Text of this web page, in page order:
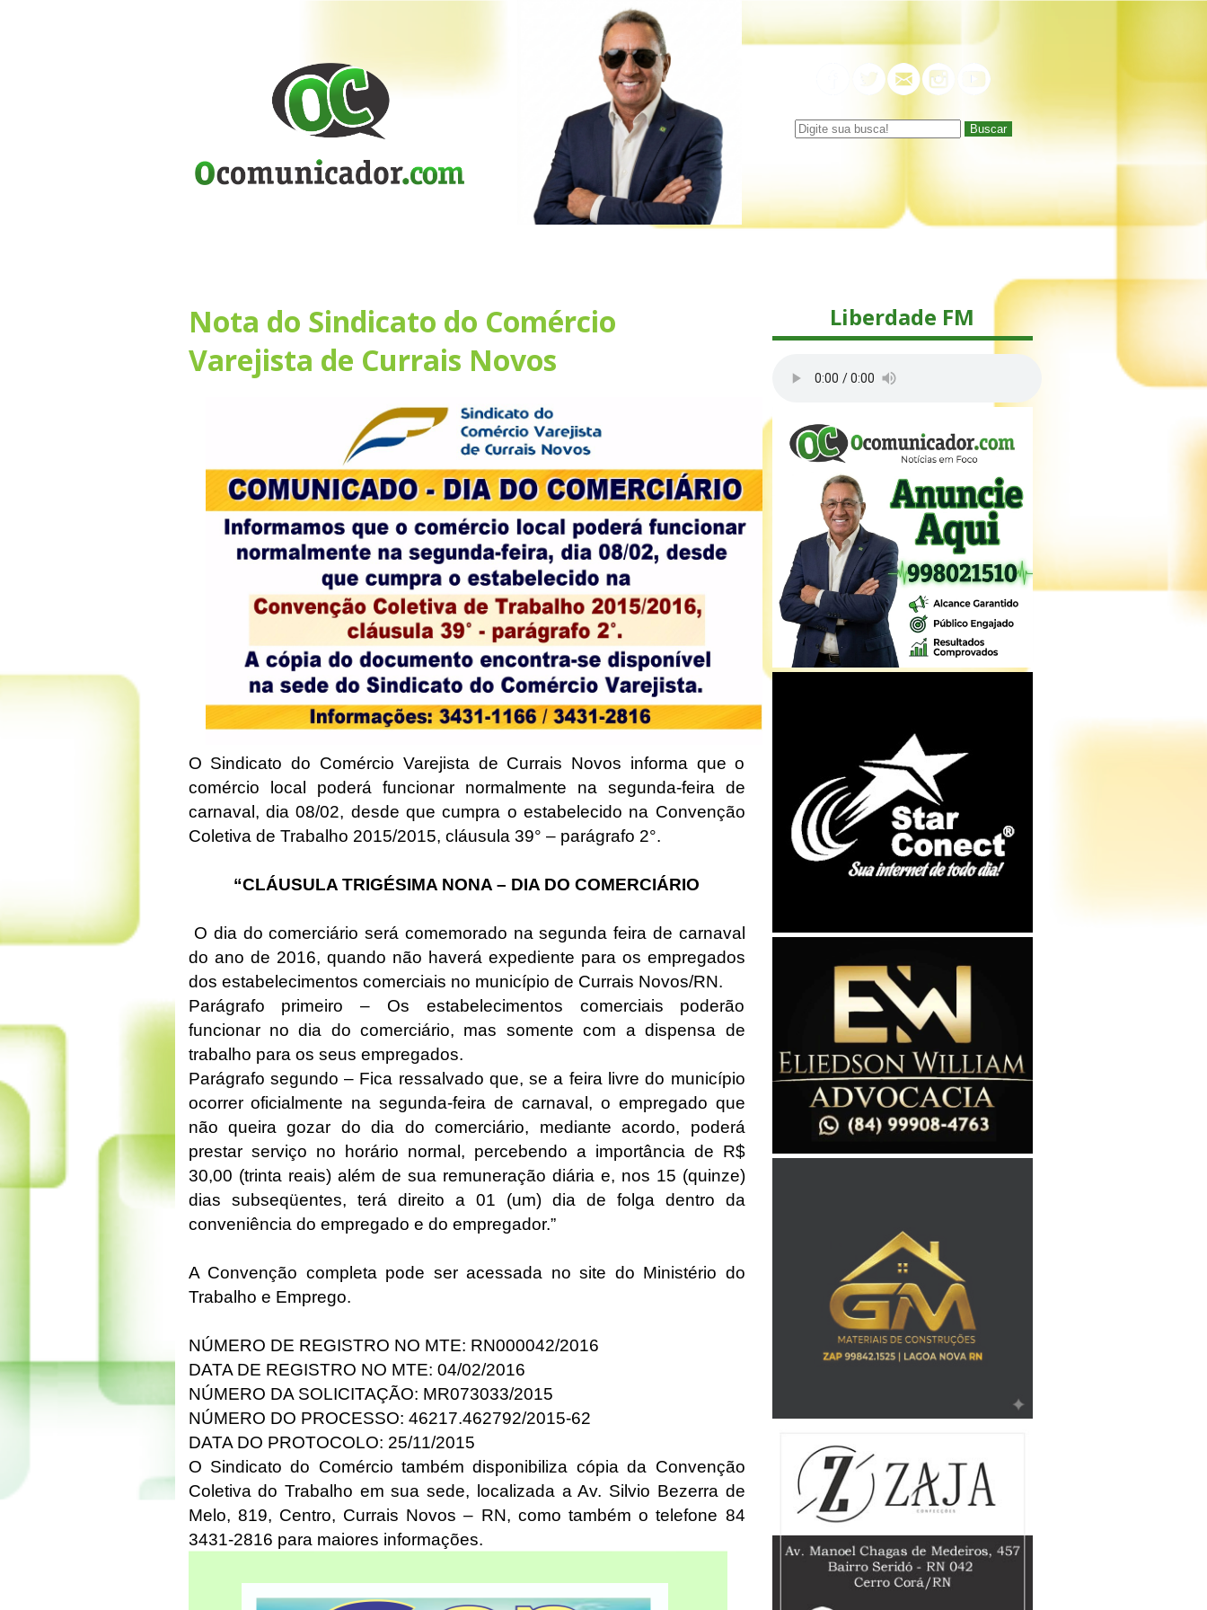
Buscar
Nota do Sindicato do Comércio
O Sindicato do Comércio Varejista de Currais Novos informa que o
comércio local poderá funcionar normalmente na segunda-feira de
carnaval, dia 08/02, desde que cumpra o estabelecido na Convenção
Coletiva de Trabalho 2015/2015, cláusula 39° – parágrafo 2°.
“CLÁUSULA TRIGÉSIMA NONA – DIA DO COMERCIÁRIO
O dia do comerciário será comemorado na segunda feira de carnaval
do ano de 2016, quando não haverá expediente para os empregados
dos estabelecimentos comerciais no município de Currais Novos/RN.
Parágrafo primeiro – Os estabelecimentos comerciais poderão
funcionar no dia do comerciário, mas somente com a dispensa de
trabalho para os seus empregados.
Parágrafo segundo – Fica ressalvado que, se a feira livre do município
ocorrer oficialmente na segunda-feira de carnaval, o empregado que
não queira gozar do dia do comerciário, mediante acordo, poderá
prestar serviço no horário normal, percebendo a importância de R$
30,00 (trinta reais) além de sua remuneração diária e, nos 15 (quinze)
dias subseqüentes, terá direito a 01 (um) dia de folga dentro da
conveniência do empregado e do empregador.”
A Convenção completa pode ser acessada no site do Ministério do
Trabalho e Emprego.
NÚMERO DE REGISTRO NO MTE: RN000042/2016
DATA DE REGISTRO NO MTE: 04/02/2016
NÚMERO DA SOLICITAÇÃO: MR073033/2015
NÚMERO DO PROCESSO: 46217.462792/2015-62
DATA DO PROTOCOLO: 25/11/2015
O Sindicato do Comércio também disponibiliza cópia da Convenção
Coletiva do Trabalho em sua sede, localizada a Av. Silvio Bezerra de
Melo, 819, Centro, Currais Novos – RN, como também o telefone 84
3431-2816 para maiores informações.
Liberdade FM